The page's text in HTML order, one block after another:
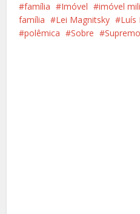
família
Imóvel imóvel
família
Lei Magnitsky
Luís
polêmica
Sobre